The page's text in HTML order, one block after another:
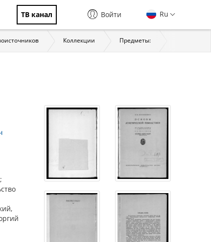
ТВ канал Ru
Войти
Коллекции Предметы: